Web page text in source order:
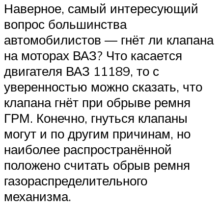
Наверное, самый интересующий
вопрос большинства
автомобилистов — гнёт ли клапана
на моторах ВАЗ? Что касается
двигателя ВАЗ 11189, то с
уверенностью можно сказать, что
клапана гнёт при обрыве ремня
ГРМ. Конечно, гнуться клапаны
могут и по другим причинам, но
наиболее распространённой
положено считать обрыв ремня
газораспределительного
механизма.